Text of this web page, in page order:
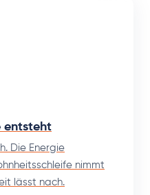
entsteht
Die Energie
nimmt
lässt nach.